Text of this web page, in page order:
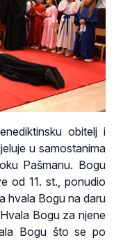
obitelj i
u samostanima
Pašmanu. Bogu
od 11. st., ponudio
hvala Bogu na daru
Bogu za njene
Bogu što se po